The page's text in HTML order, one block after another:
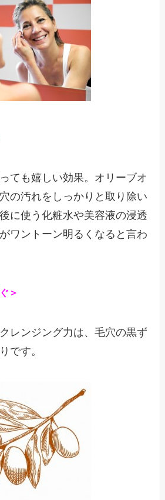
ても嬉しい効果。オリーブオ
の汚れをしっかりと取り除い
に使う化粧水や美容液の浸透
ワントーン明るくなると言わ
＞
レンジング力は、毛穴の黒ず
です。